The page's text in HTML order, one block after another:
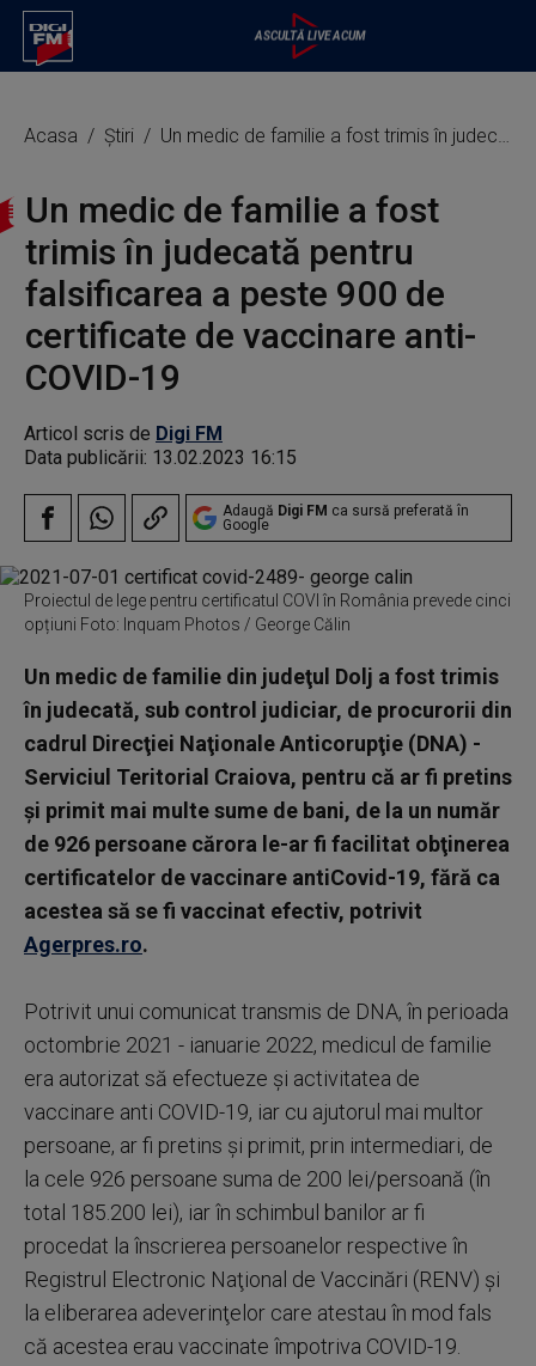
Acasa Știri Un medic de familie a fost trimis în judecată pentru falsificarea a peste 900 de certificate de vaccinare anti-COVID-19
Un medic de familie a fost
trimis în judecată pentru
falsificarea a peste 900 de
certificate de vaccinare anti-
COVID-19
Articol scris de Digi FM
Data publicării: 13.02.2023 16:15
Adaugă Digi FM ca sursă preferată în
Google
Proiectul de lege pentru certificatul COVI în România prevede cinci
opțiuni Foto: Inquam Photos / George Călin
Un medic de familie din judeţul Dolj a fost trimis
în judecată, sub control judiciar, de procurorii din
cadrul Direcţiei Naţionale Anticorupţie (DNA) -
Serviciul Teritorial Craiova, pentru că ar fi pretins
şi primit mai multe sume de bani, de la un număr
de 926 persoane cărora le-ar fi facilitat obţinerea
certificatelor de vaccinare antiCovid-19, fără ca
acestea să se fi vaccinat efectiv, potrivit
Agerpres.ro.
Potrivit unui comunicat transmis de DNA, în perioada
octombrie 2021 - ianuarie 2022, medicul de familie
era autorizat să efectueze şi activitatea de
vaccinare anti COVID-19, iar cu ajutorul mai multor
persoane, ar fi pretins şi primit, prin intermediari, de
la cele 926 persoane suma de 200 lei/persoană (în
total 185.200 lei), iar în schimbul banilor ar fi
procedat la înscrierea persoanelor respective în
Registrul Electronic Naţional de Vaccinări (RENV) şi
la eliberarea adeverinţelor care atestau în mod fals
că acestea erau vaccinate împotriva COVID-19.